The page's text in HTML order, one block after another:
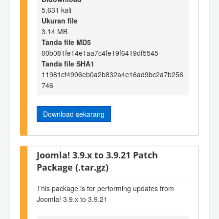
5,631 kali
Ukuran file
3.14 MB
Tanda file MD5
00b081fe14e1aa7c4fe19f6419df5545
Tanda file SHA1
11981cf4996eb0a2b832a4e16ad9bc2a7b256
746
Download sekarang
Joomla! 3.9.x to 3.9.21 Patch
Package (.tar.gz)
This package is for performing updates from
Joomla! 3.9.x to 3.9.21